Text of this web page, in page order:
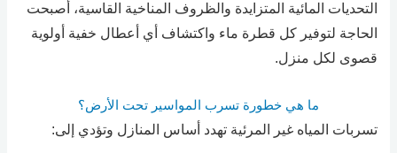
التحديات المائية المتزايدة والظروف المناخية القاسية، أصبحت
الحاجة لتوفير كل قطرة ماء واكتشاف أي أعطال خفية أولوية
قصوى لكل منزل.
ما هي خطورة تسرب المواسير تحت الأرض؟
تسربات المياه غير المرئية تهدد أساس المنازل وتؤدي إلى: